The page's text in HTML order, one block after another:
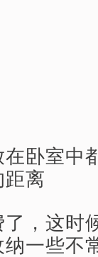
卧室中
离
，这时
一些不